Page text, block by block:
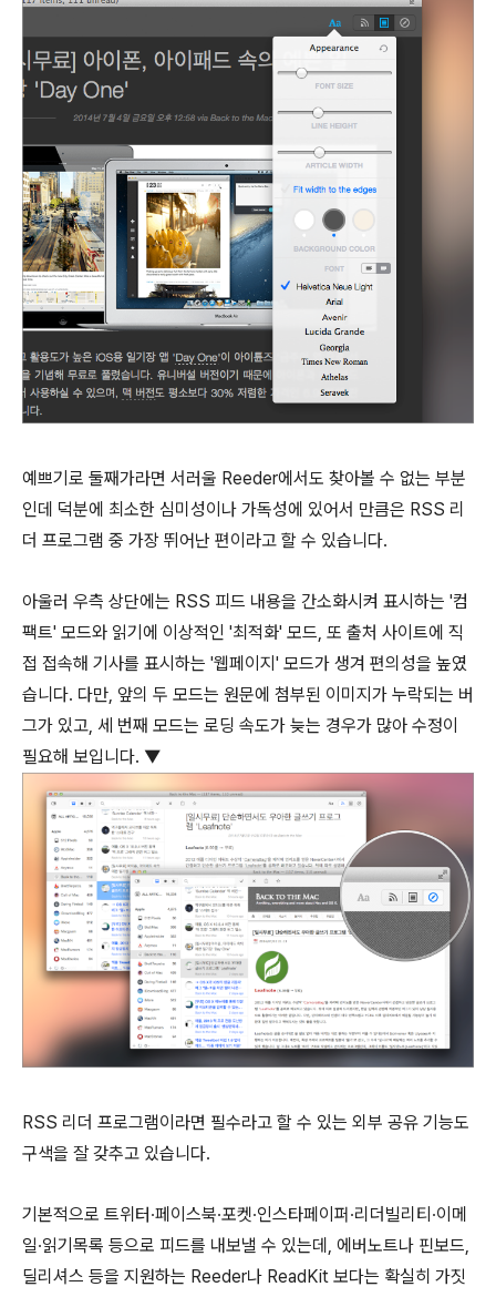
예쁘기로 둘째가라면 서러울 Reeder에서도 찾아볼 수 없는 부분
인데 덕분에 최소한 심미성이나 가독성에 있어서 만큼은 RSS 리
더 프로그램 중 가장 뛰어난 편이라고 할 수 있습니다.
아울러 우측 상단에는 RSS 피드 내용을 간소화시켜 표시하는 '컴
팩트' 모드와 읽기에 이상적인 '최적화' 모드, 또 출처 사이트에 직
접 접속해 기사를 표시하는 '웹페이지' 모드가 생겨 편의성을 높였
습니다. 다만, 앞의 두 모드는 원문에 첨부된 이미지가 누락되는 버
그가 있고, 세 번째 모드는 로딩 속도가 늦는 경우가 많아 수정이
필요해 보입니다. ▼
RSS 리더 프로그램이라면 필수라고 할 수 있는 외부 공유 기능도
구색을 잘 갖추고 있습니다.
기본적으로 트위터∙페이스북∙포켓∙인스타페이퍼∙리더빌리티∙이메
일∙읽기목록 등으로 피드를 내보낼 수 있는데, 에버노트나 핀보드,
딜리셔스 등을 지원하는 Reeder나 ReadKit 보다는 확실히 가짓